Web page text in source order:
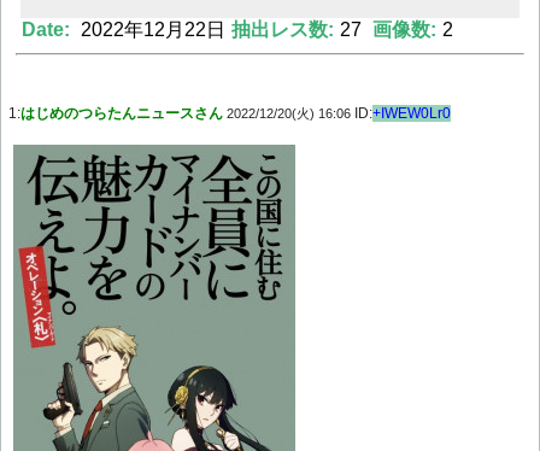
Powered by livedoor 相互RSS
Date: 2022年12月22日 抽出レス数: 27 画像数: 2
1:はじめのつらたんニュースさん 2022/12/20(火) 16:06 ID:+IWEW0Lr0